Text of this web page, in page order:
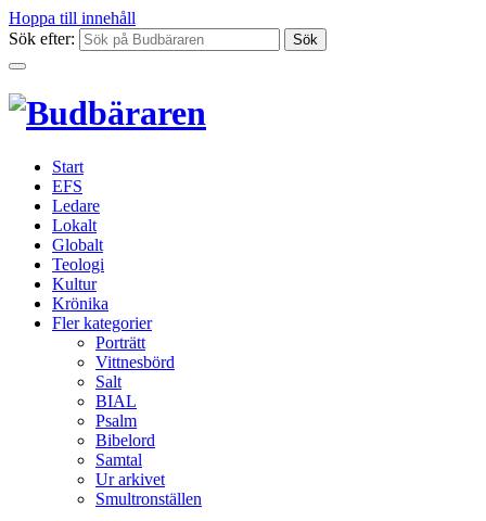
Hoppa till innehåll
Sök efter:
Start
EFS
Ledare
Lokalt
Globalt
Teologi
Kultur
Krönika
Fler kategorier
Porträtt
Vittnesbörd
Salt
BIAL
Psalm
Bibelord
Samtal
Ur arkivet
Smultronställen